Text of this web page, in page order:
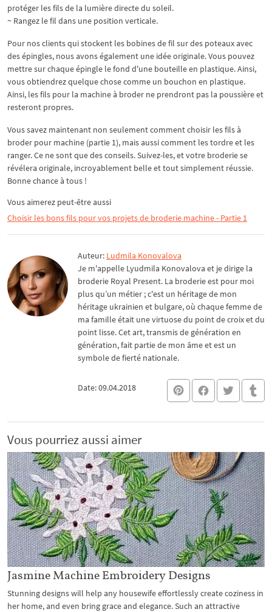
protéger les fils de la lumière directe du soleil.
~ Rangez le fil dans une position verticale.
Pour nos clients qui stockent les bobines de fil sur des poteaux avec
des épingles, nous avons également une idée originale. Vous pouvez
mettre sur chaque épingle le fond d'une bouteille en plastique. Ainsi,
vous obtiendrez quelque chose comme un bouchon en plastique.
Ainsi, les fils pour la machine à broder ne prendront pas la poussière et
resteront propres.
Vous savez maintenant non seulement comment choisir les fils à
broder pour machine (partie 1), mais aussi comment les tordre et les
ranger. Ce ne sont que des conseils. Suivez-les, et votre broderie se
révélera originale, incroyablement belle et tout simplement réussie.
Bonne chance à tous !
Vous aimerez peut-être aussi
Choisir les bons fils pour vos projets de broderie machine - Partie 1
Auteur: Ludmila Konovalova
Je m'appelle Lyudmila Konovalova et je dirige la
broderie Royal Present. La broderie est pour moi
plus qu’un métier ; c'est un héritage de mon
héritage ukrainien et bulgare, où chaque femme de
ma famille était une virtuose du point de croix et du
point lisse. Cet art, transmis de génération en
génération, fait partie de mon âme et est un
symbole de fierté nationale.
Date: 09.04.2018
Vous pourriez aussi aimer
Jasmine Machine Embroidery Designs
Stunning designs will help any housewife effortlessly create coziness in
her home, and even bring grace and elegance. Such an attractive